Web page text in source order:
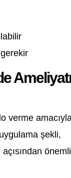
Ameliyatı
verme
şekli,
önemli